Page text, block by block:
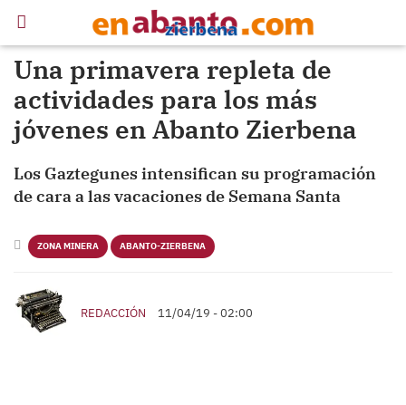
Una primavera repleta de
actividades para los más
jóvenes en Abanto Zierbena
Los Gaztegunes intensifican su programación
de cara a las vacaciones de Semana Santa
ZONA MINERA ABANTO-ZIERBENA
REDACCIÓN 11/04/19 - 02:00